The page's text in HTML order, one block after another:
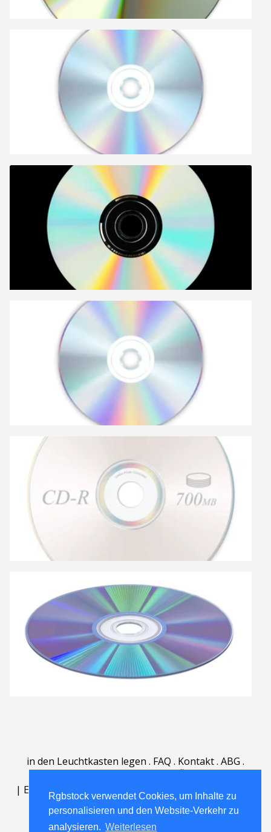
Rgbstock verwendet Cookies, um Inhalte zu
personalisieren und den Website-Verkehr zu
analysieren. Weiterlesen
in den Leuchtkasten legen . FAQ . Kontakt. ABG .
| English | Deutsch Español | Polski | Português
Nederlands|